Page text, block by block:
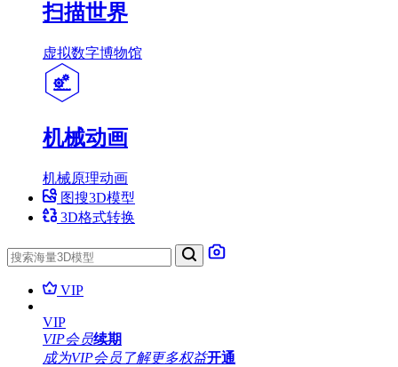
扫描世界
虚拟数字博物馆
机械动画
机械原理动画
图搜3D模型
3D格式转换
VIP
VIP
VIP会员续期
成为VIP会员 了解更多权益开通